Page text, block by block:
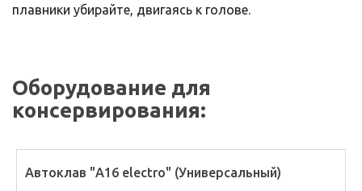
плавники убирайте, двигаясь к голове.
Оборудование для
консервирования:
Автоклав "А16 electro" (Универсальный)